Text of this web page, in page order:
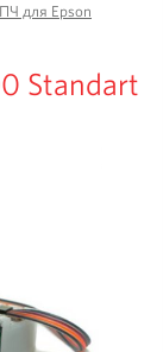
для Epson
Standart